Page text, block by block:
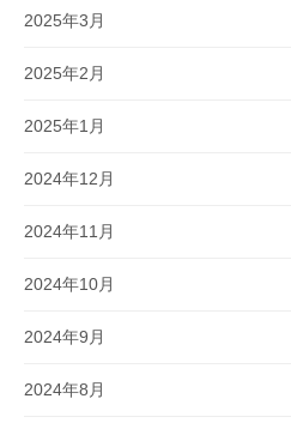
2025年3月
2025年2月
2025年1月
2024年12月
2024年11月
2024年10月
2024年9月
2024年8月